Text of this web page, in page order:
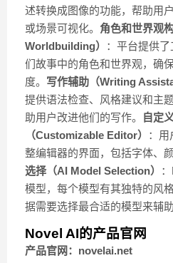
述转换成图像的功能，帮助用
或场景可视化。 角色和世界观
Worldbuilding）
：平台提供
们故事中的角色和世界观，确
度。 写作辅助（Writing
提供语法检查、风格建议和主
助用户改进他们的写作。
自定
（Customizable Editor）
：用
整编辑器的界面，包括字体、
选择（AI Model Selection）
模型，每个模型有其独特的风
据需要选择最合适的模型来辅
Novel AI的产品官网
产品官网：novelai.net